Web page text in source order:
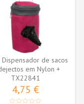
de sacos
em Nylon +
Recarga...
TX22841
4,75 €